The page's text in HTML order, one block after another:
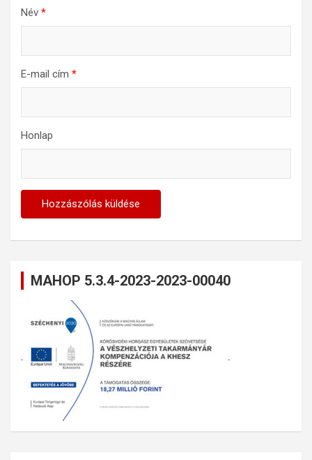
Név *
E-mail cím *
Honlap
MAHOP 5.3.4-2023-2023-00040